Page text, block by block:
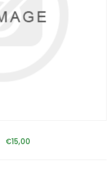
€15,00